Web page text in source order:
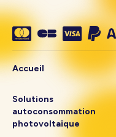
Accueil
Solutions
autoconsommation
photovoltaïque